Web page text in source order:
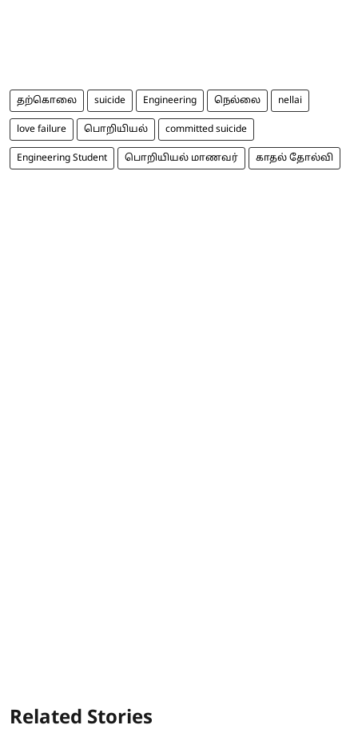
தற்கொலை suicide Engineering நெல்லை nellai
love failure பொறியியல் committed suicide
Engineering Student பொறியியல் மாணவர் காதல் தோல்வி
Related Stories